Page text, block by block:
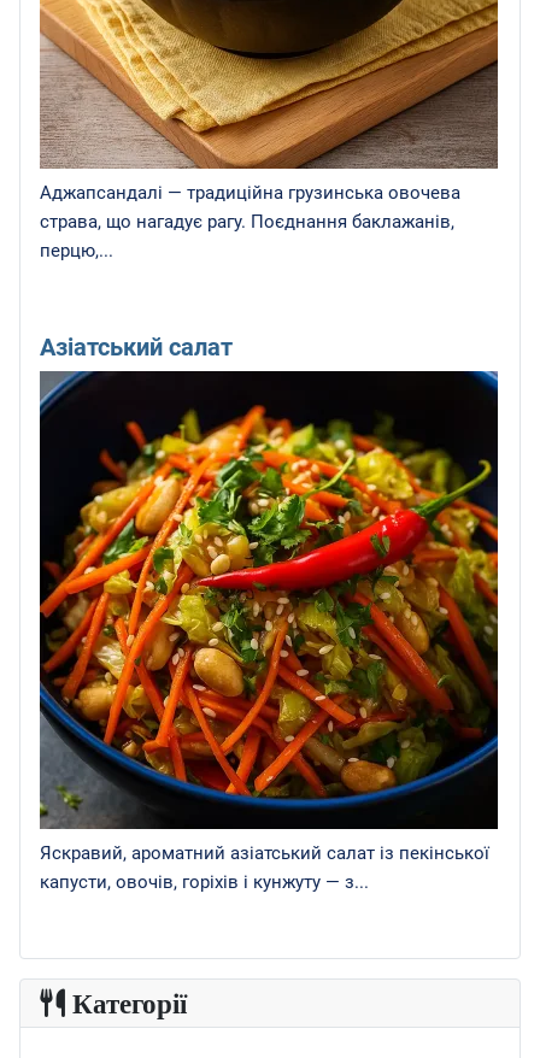
Аджапсандалі — традиційна грузинська овочева
страва, що нагадує рагу. Поєднання баклажанів,
перцю,...
Азіатський салат
Яскравий, ароматний азіатський салат із пекінської
капусти, овочів, горіхів і кунжуту — з...
Категорії